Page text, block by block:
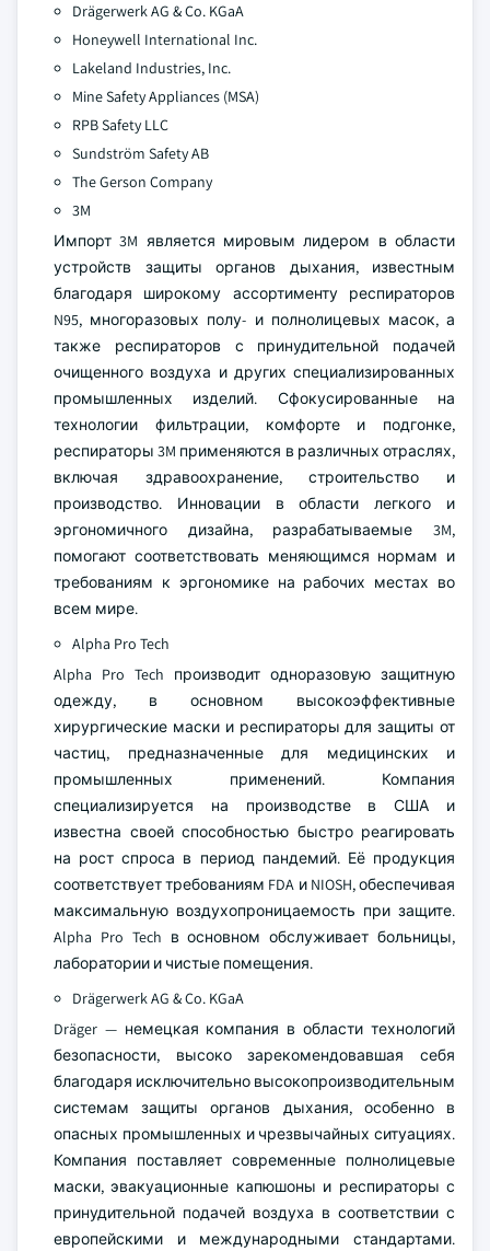
Drägerwerk AG & Co. KGaA
Honeywell International Inc.
Lakeland Industries, Inc.
Mine Safety Appliances (MSA)
RPB Safety LLC
Sundström Safety AB
The Gerson Company
3M
Импорт 3M является мировым лидером в области
устройств защиты органов дыхания, известным
благодаря широкому ассортименту респираторов
N95, многоразовых полу- и полнолицевых масок, а
также респираторов с принудительной подачей
очищенного воздуха и других специализированных
промышленных изделий. Сфокусированные на
технологии фильтрации, комфорте и подгонке,
респираторы 3M применяются в различных отраслях,
включая здравоохранение, строительство и
производство. Инновации в области легкого и
эргономичного дизайна, разрабатываемые 3M,
помогают соответствовать меняющимся нормам и
требованиям к эргономике на рабочих местах во
всем мире.
Alpha Pro Tech
Alpha Pro Tech производит одноразовую защитную
одежду, в основном высокоэффективные
хирургические маски и респираторы для защиты от
частиц, предназначенные для медицинских и
промышленных применений. Компания
специализируется на производстве в США и
известна своей способностью быстро реагировать
на рост спроса в период пандемий. Её продукция
соответствует требованиям FDA и NIOSH, обеспечивая
максимальную воздухопроницаемость при защите.
Alpha Pro Tech в основном обслуживает больницы,
лаборатории и чистые помещения.
Drägerwerk AG & Co. KGaA
Dräger — немецкая компания в области технологий
безопасности, высоко зарекомендовавшая себя
благодаря исключительно высокопроизводительным
системам защиты органов дыхания, особенно в
опасных промышленных и чрезвычайных ситуациях.
Компания поставляет современные полнолицевые
маски, эвакуационные капюшоны и респираторы с
принудительной подачей воздуха в соответствии с
европейскими и международными стандартами.